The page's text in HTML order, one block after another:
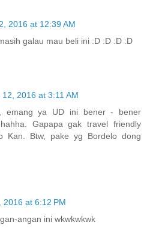
2016 at 12:39 AM
galau mau beli ini :D :D :D :D
2016 at 3:11 AM
emang ya UD ini bener - bener
Gapapa gak travel friendly
Kan. Btw, pake yg Bordelo dong
2016 at 6:12 PM
angan ini wkwkwkwk